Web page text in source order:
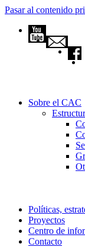
Pasar al contenido
Sobre el CAC
Políticas,
Proyectos
Centro de
Contacto